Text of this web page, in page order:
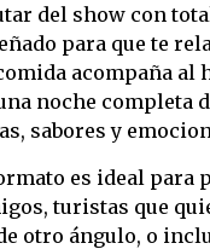
del show con
para que te
acompaña al
noche completa
sabores y
es ideal para
turistas que
otro ángulo, o